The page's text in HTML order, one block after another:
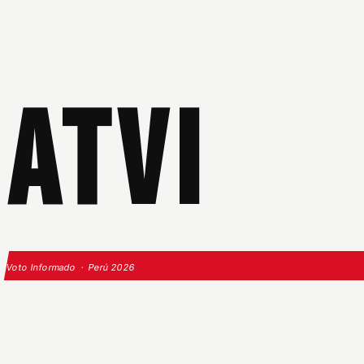
ATVI
Voto Informado · Perú 2026